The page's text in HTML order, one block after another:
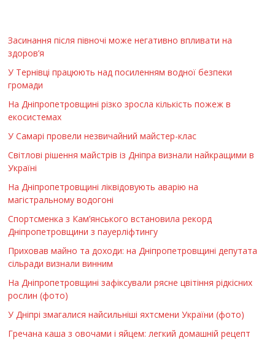
Засинання після півночі може негативно впливати на
здоров’я
У Тернівці працюють над посиленням водної безпеки
громади
На Дніпропетровщині різко зросла кількість пожеж в
екосистемах
У Самарі провели незвичайний майстер-клас
Світлові рішення майстрів із Дніпра визнали найкращими в
Україні
На Дніпропетровщині ліквідовують аварію на
магістральному водогоні
Спортсменка з Кам’янського встановила рекорд
Дніпропетровщини з пауерліфтингу
Приховав майно та доходи: на Дніпропетровщині депутата
сільради визнали винним
На Дніпропетровщині зафіксували рясне цвітіння рідкісних
рослин (фото)
У Дніпрі змагалися найсильніші яхтсмени України (фото)
Гречана каша з овочами і яйцем: легкий домашній рецепт